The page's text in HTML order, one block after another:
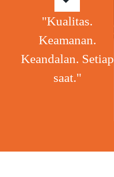
"Kualitas.
Keamanan.
Keandalan. Setiap
saat."